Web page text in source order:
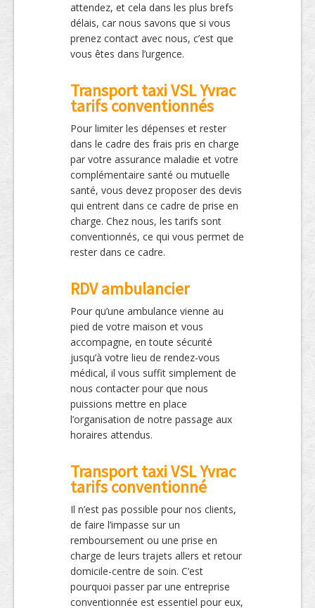
attendez, et cela dans les plus brefs
délais, car nous savons que si vous
prenez contact avec nous, c’est que
vous êtes dans l’urgence.
Transport taxi VSL Yvrac
tarifs conventionnés
Pour limiter les dépenses et rester
dans le cadre des frais pris en charge
par votre assurance maladie et votre
complémentaire santé ou mutuelle
santé, vous devez proposer des devis
qui entrent dans ce cadre de prise en
charge. Chez nous, les tarifs sont
conventionnés, ce qui vous permet de
rester dans ce cadre.
RDV ambulancier
Pour qu’une ambulance vienne au
pied de votre maison et vous
accompagne, en toute sécurité
jusqu’à votre lieu de rendez-vous
médical, il vous suffit simplement de
nous contacter pour que nous
puissions mettre en place
l’organisation de notre passage aux
horaires attendus.
Transport taxi VSL Yvrac
tarifs conventionné
Il n’est pas possible pour nos clients,
de faire l’impasse sur un
remboursement ou une prise en
charge de leurs trajets allers et retour
domicile-centre de soin. C’est
pourquoi passer par une entreprise
conventionnée est essentiel pour eux,